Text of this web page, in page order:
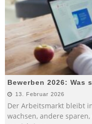
Bewerben 2026: Was
13. Februar 2026
Der Arbeitsmarkt bleibt
wachsen, andere